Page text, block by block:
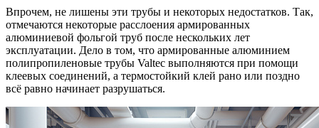
Впрочем, не лишены эти трубы и некоторых недостатков. Так,
отмечаются некоторые расслоения армированных
алюминиевой фольгой труб после нескольких лет
эксплуатации. Дело в том, что армированные алюминием
полипропиленовые трубы Valtec выполняются при помощи
клеевых соединений, а термостойкий клей рано или поздно
всё равно начинает разрушаться.